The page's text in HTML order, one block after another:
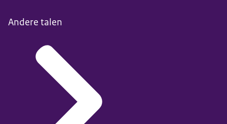
Andere talen